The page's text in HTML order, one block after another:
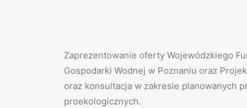
Zaprezentowanie oferty Wojewódzkiego
Gospodarki Wodnej w Poznaniu oraz
oraz konsultacja w zakresie planowanych
proekologicznych.